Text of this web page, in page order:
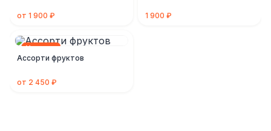
от 1 900 ₽ 1 900 ₽
Новинка
Ассорти фруктов
от 2 450 ₽